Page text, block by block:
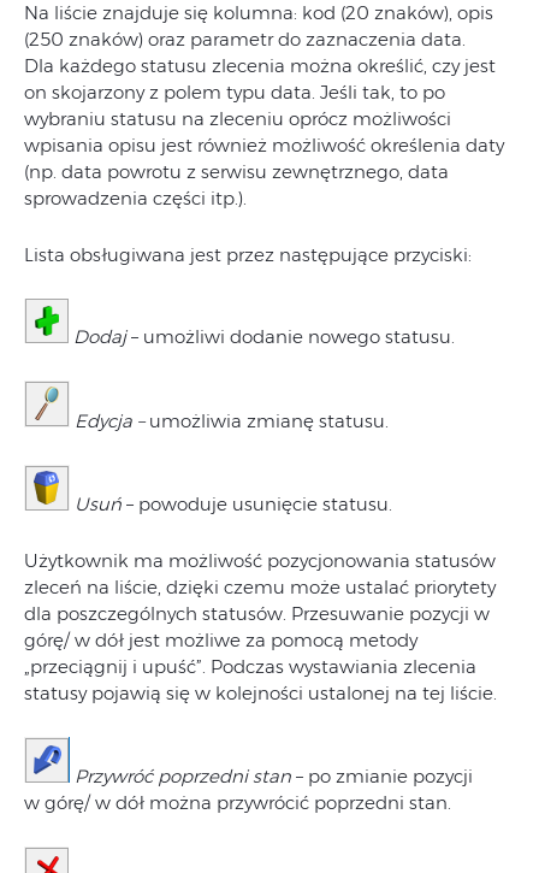
Na liście znajduje się kolumna: kod (20 znaków), opis
(250 znaków) oraz parametr do zaznaczenia data.
Dla każdego statusu zlecenia można określić, czy jest
on skojarzony z polem typu data. Jeśli tak, to po
wybraniu statusu na zleceniu oprócz możliwości
wpisania opisu jest również możliwość określenia daty
(np. data powrotu z serwisu zewnętrznego, data
sprowadzenia części itp.).
Lista obsługiwana jest przez następujące przyciski:
Dodaj– umożliwi dodanie nowego statusu.
Edycja –umożliwia zmianę statusu.
Usuń – powoduje usunięcie statusu.
Użytkownik ma możliwość pozycjonowania statusów
zleceń na liście, dzięki czemu może ustalać priorytety
dla poszczególnych statusów. Przesuwanie pozycji w
górę/ w dół jest możliwe za pomocą metody
„przeciągnij i upuść”. Podczas wystawiania zlecenia
statusy pojawią się w kolejności ustalonej na tej liście.
Przywróć poprzedni stan – po zmianie pozycji
w górę/ w dół można przywrócić poprzedni stan.